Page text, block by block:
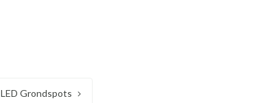
LED Grondspots